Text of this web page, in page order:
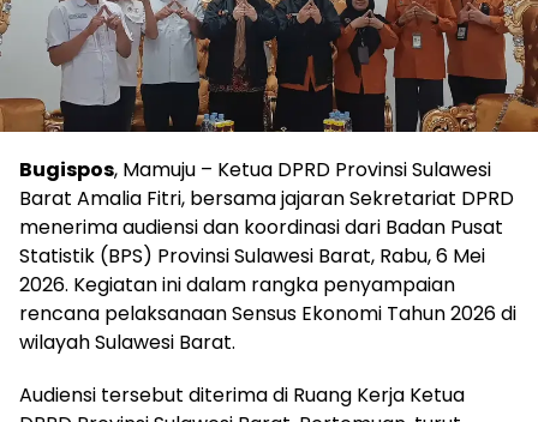
Bugispos, Mamuju – Ketua DPRD Provinsi Sulawesi
Barat Amalia Fitri, bersama jajaran Sekretariat DPRD
menerima audiensi dan koordinasi dari Badan Pusat
Statistik (BPS) Provinsi Sulawesi Barat, Rabu, 6 Mei
2026. Kegiatan ini dalam rangka penyampaian
rencana pelaksanaan Sensus Ekonomi Tahun 2026 di
wilayah Sulawesi Barat.
Audiensi tersebut diterima di Ruang Kerja Ketua